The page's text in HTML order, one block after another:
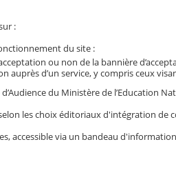
:
du site :
ou non de la bannière
d’un service, y compris ceux
du Ministère de l’Education
les choix éditoriaux d'intégration de
accessible via un bandeau